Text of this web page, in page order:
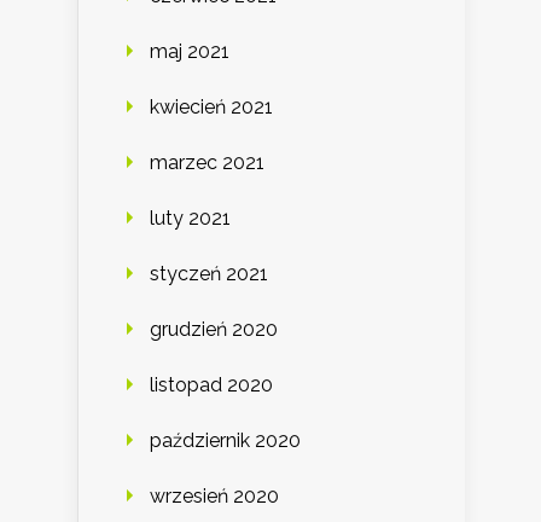
maj 2021
kwiecień 2021
marzec 2021
luty 2021
styczeń 2021
grudzień 2020
listopad 2020
październik 2020
wrzesień 2020